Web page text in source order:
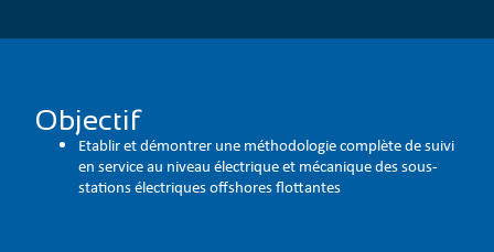
Objectif
Etablir et démontrer une méthodologie complète de suivi
en service au niveau électrique et mécanique des sous-
stations électriques offshores flottantes